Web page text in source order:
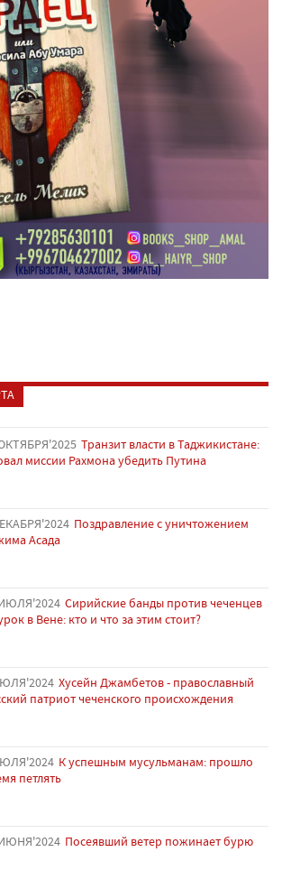
Транзит власти в Таджикистане:
миссии Рахмона убедить Путина
Поздравление с уничтожением
Асада
Сирийские банды против чеченцев
в Вене: кто и что за этим стоит?
Хусейн Джамбетов - православный
патриот чеченского происхождения
К успешным мусульманам: прошло
петлять
Посеявший ветер пожинает бурю